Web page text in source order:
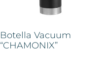
Botella Vacuum
“CHAMONIX”